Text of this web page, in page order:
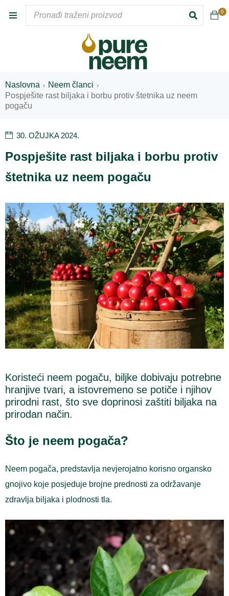
0
Naslovna › Neem članci ›
Pospješite rast biljaka i borbu protiv štetnika uz neem
pogaču
30. OŽUJKA 2024.
Pospješite rast biljaka i borbu protiv
štetnika uz neem pogaču
Koristeći neem pogaču, biljke dobivaju potrebne
hranjive tvari, a istovremeno se potiče i njihov
prirodni rast, što sve doprinosi zaštiti biljaka na
prirodan način.
Što je neem pogača?
Neem pogača, predstavlja nevjerojatno korisno organsko
gnojivo koje posjeduje brojne prednosti za održavanje
zdravlja biljaka i plodnosti tla.